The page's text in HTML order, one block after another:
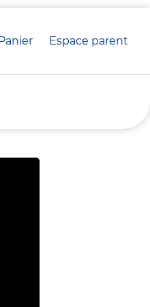
crèche(s)
Espace parent